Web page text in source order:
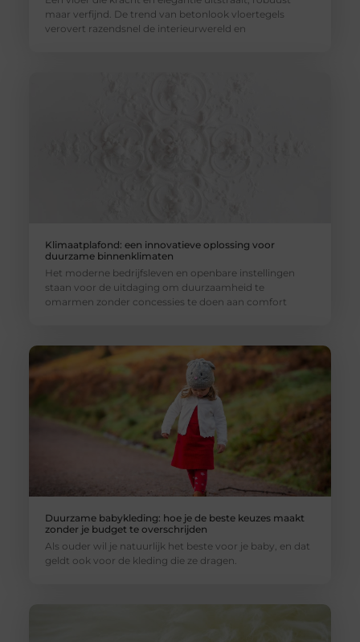
maar verfijnd. De trend van betonlook vloertegels
verovert razendsnel de interieurwereld en
Klimaatplafond: een innovatieve oplossing voor
duurzame binnenklimaten
Het moderne bedrijfsleven en openbare instellingen
staan voor de uitdaging om duurzaamheid te
omarmen zonder concessies te doen aan comfort
Duurzame babykleding: hoe je de beste keuzes maakt
zonder je budget te overschrijden
Als ouder wil je natuurlijk het beste voor je baby, en dat
geldt ook voor de kleding die ze dragen.